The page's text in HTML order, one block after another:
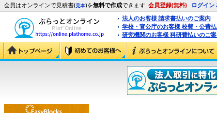
会員はオンラインで見積書(見本)を無料で作成できます 会員登録(無料) ログイン
法人のお客様 請求書払いのご案内
学校・官公庁のお客様 校費・公費
研究機関のお客様 科研費払いのご